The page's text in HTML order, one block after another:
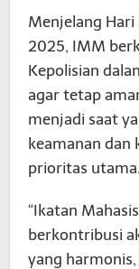
Menjelang Hari
2025, IMM
Kepolisian
agar tetap
menjadi saat
keamanan dan
prioritas utama.
“Ikatan
berkontribusi
yang